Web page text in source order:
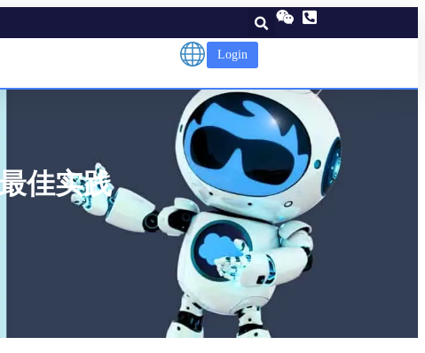
Login
佳实践